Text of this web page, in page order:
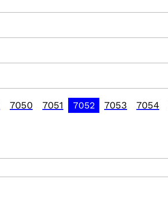
7050 7051 7052 7053 7054